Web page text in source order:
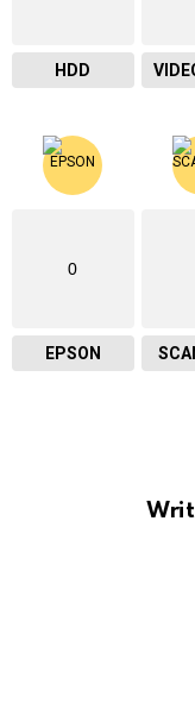
HDD
0
EPSON